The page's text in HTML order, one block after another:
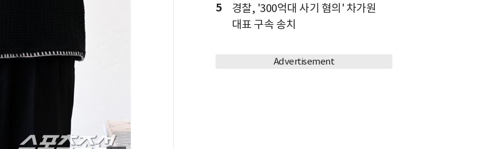
5
경찰, '300억대 사기 혐의' 차가원
대표 구속 송치